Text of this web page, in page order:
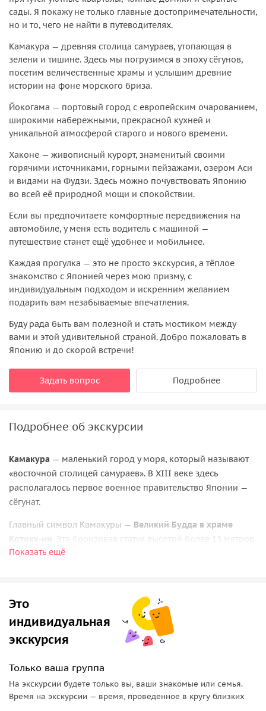
сады. Я покажу не только главные достопримечательности,
но и то, чего не найти в путеводителях.
Камакура — древняя столица самураев, утопающая в
зелени и тишине. Здесь мы погрузимся в эпоху сёгунов,
посетим величественные храмы и услышим древние
истории на фоне морского бриза.
Йокогама — портовый город с европейским очарованием,
широкими набережными, прекрасной кухней и
уникальной атмосферой старого и нового времени.
Хаконе — живописный курорт, знаменитый своими
горячими источниками, горными пейзажами, озером Аси
и видами на Фудзи. Здесь можно почувствовать Японию
во всей её природной мощи и спокойствии.
Если вы предпочитаете комфортные передвижения на
автомобиле, у меня есть водитель с машиной —
путешествие станет ещё удобнее и мобильнее.
Каждая прогулка — это не просто экскурсия, а тёплое
знакомство с Японией через мою призму, с
индивидуальным подходом и искренним желанием
подарить вам незабываемые впечатления.
Буду рада быть вам полезной и стать мостиком между
вами и этой удивительной страной. Добро пожаловать в
Японию и до скорой встречи!
Задать вопрос Подробнее
Подробнее об экскурсии
Камакура — маленький город у моря, который называют
«восточной столицей самураев». В XIII веке здесь
располагалось первое военное правительство Японии —
сёгунат.
Главный символ Камакуры — Великий Будда в храме
Котоку-ин
. Эта бронзовая статуя высотой более 13 метров
пережила землетрясения, цунами и тайфуны, и до сих пор
улочек с традиционными сладостями и пляжей, куда
любят приезжать серфингисты и отдыхающие.
Показать ещё
Это
индивидуальная
экскурсия
Только ваша группа
На экскурсии будете только вы, ваши знакомые или семья.
Время на экскурсии — время, проведенное в кругу близких